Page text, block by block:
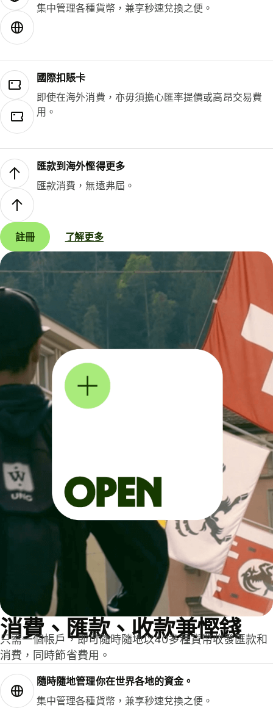
集中管理各種貨幣，兼享秒速兌換之便。
國際扣賬卡
即使在海外消費，亦毋須擔心匯率提價或高昂交易費
用。
匯款到海外慳得更多
匯款消費，無遠弗屆。
註冊 了解更多
消費、匯款、收款兼慳錢
只需一個帳戶，即可隨時隨地以40多種貨幣收發匯款和
消費，同時節省費用。
隨時隨地管理你在世界各地的資金。
集中管理各種貨幣，兼享秒速兌換之便。